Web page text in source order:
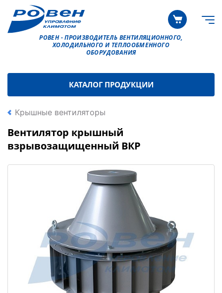
РОВЕН - ПРОИЗВОДИТЕЛЬ ВЕНТИЛЯЦИОННОГО,
ХОЛОДИЛЬНОГО И ТЕПЛООБМЕННОГО
ОБОРУДОВАНИЯ
КАТАЛОГ ПРОДУКЦИИ
Крышные вентиляторы
Вентилятор крышный
взрывозащищенный ВКР